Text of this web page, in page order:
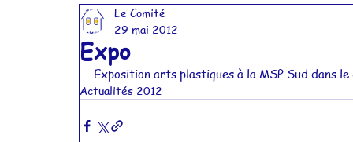
Actualités 2023
Actualités 2019 Actualités 2018
Expo
Le Comité
29 mai 2012
Exposition arts plastiques à la MSP Sud dans
Actualités 2012